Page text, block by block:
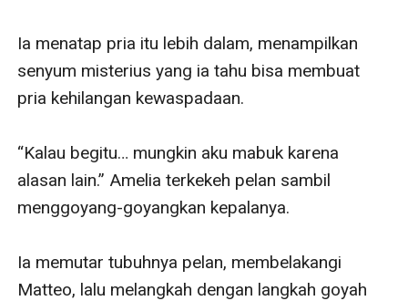
Ia menatap pria itu lebih dalam, menampilkan
senyum misterius yang ia tahu bisa membuat
pria kehilangan kewaspadaan.
“Kalau begitu… mungkin aku mabuk karena
alasan lain.” Amelia terkekeh pelan sambil
menggoyang-goyangkan kepalanya.
Ia memutar tubuhnya pelan, membelakangi
Matteo, lalu melangkah dengan langkah goyah